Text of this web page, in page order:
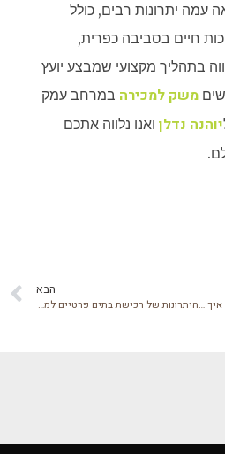
עמה יתרונות רבים, כולל
חיים בסביבה כפרית,
בתהליך מקצועי שמבצע יועץ
משק למכירה במרחב עמק
יוהנה נדלן ואנו נלווה אתכם
השלבים בתהליך משק למכירה – איך עושים את זה נכון?
הבא
היתרונות של רכישת בתים פרטיים למכירה – כל מה שצריך לדעת